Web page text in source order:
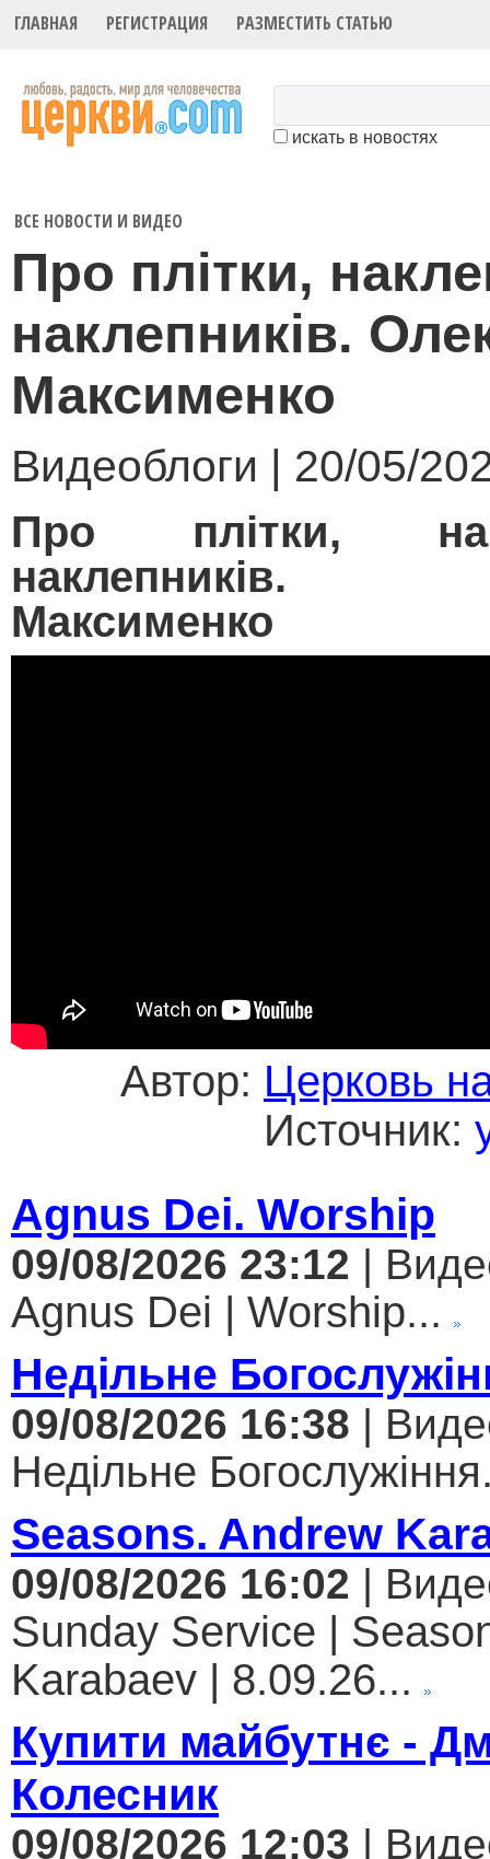
ГЛАВНАЯ РЕГИСТРАЦИЯ РАЗМЕСТИТЬ СТАТЬЮ
искать в новостях
ВСЕ НОВОСТИ И ВИДЕО
Про плітки,
наклепників.
Максименко
Видеоблоги | 20/05/
Про плітки,
наклепників.
Максименко
Автор: Церковь
Источник:
Agnus Dei. Worship
09/08/2026 23:12 |
Agnus Dei | Worship...
Недільне
09/08/2026 16:38 |
Недільне
Seasons. Andrew
09/08/2026 16:02 |
Sunday Service |
Karabaev | 8.09.26...
Купити майбутнє -
Колесник
09/08/2026 12:03 |